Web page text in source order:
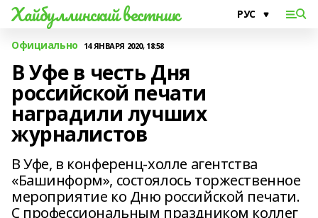
Хайбуллинский вестник
Официально 14 ЯНВАРЯ 2020, 18:58
В Уфе в честь Дня
российской печати
наградили лучших
журналистов
В Уфе, в конференц-холле агентства
«Башинформ», состоялось торжественное
мероприятие ко Дню российской печати.
С профессиональным праздником коллег